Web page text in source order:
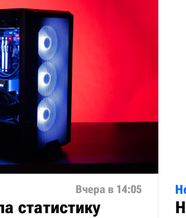
Вчера в 14:05
статистику